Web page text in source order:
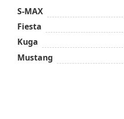
S-MAX
Fiesta
Kuga
Mustang